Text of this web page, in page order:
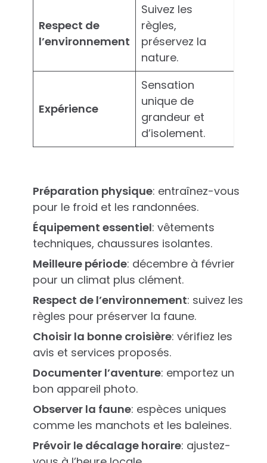
Respect de
l’environnement
Suivez les
règles,
préservez la
nature.
Expérience
Sensation
unique de
grandeur et
d’isolement.
Préparation physique: entraînez-vous
pour le froid et les randonnées.
Équipement essentiel: vêtements
techniques, chaussures isolantes.
Meilleure période: décembre à février
pour un climat plus clément.
Respect de l’environnement: suivez les
règles pour préserver la faune.
Choisir la bonne croisière: vérifiez les
avis et services proposés.
Documenter l’aventure: emportez un
bon appareil photo.
Observer la faune: espèces uniques
comme les manchots et les baleines.
Prévoir le décalage horaire: ajustez-